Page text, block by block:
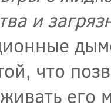
и
что